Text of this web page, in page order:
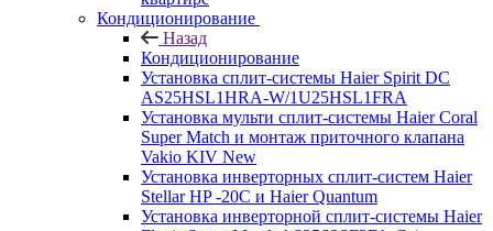
Кондиционирование
Назад
Кондиционирование
Установка сплит-системы Haier Spirit DC
AS25HSL1HRA-W/1U25HSL1FRA
Установка мульти сплит-системы Haier Coral
Super Match и монтаж приточного клапана
Vakio KIV New
Установка инверторных сплит-систем Haier
Stellar HP -20С и Haier Quantum
Установка инверторной сплит-системы Haier